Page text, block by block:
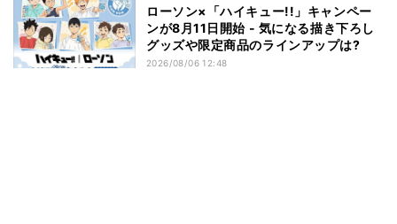
ローソン×「ハイキュー!!」キャンペー
ンが8月11日開始 - 気になる描き下ろし
グッズや限定商品のラインアップは?
2026/08/06 12:48